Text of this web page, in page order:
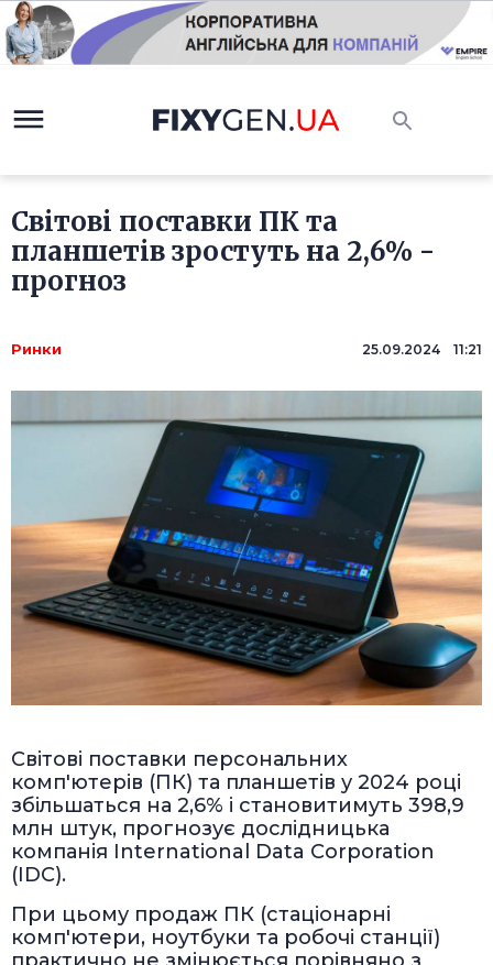
Світові поставки ПК та
планшетів зростуть на 2,6% -
прогноз
Ринки 25.09.2024 11:21
Світові поставки персональних
комп'ютерів (ПК) та планшетів у 2024 році
збільшаться на 2,6% і становитимуть 398,9
млн штук, прогнозує дослідницька
компанія International Data Corporation
(IDC).
При цьому продаж ПК (стаціонарні
комп'ютери, ноутбуки та робочі станції)
практично не змінюється порівняно з